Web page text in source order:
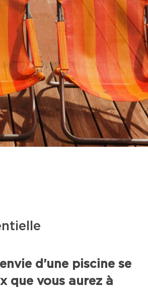
d’une piscine se
que vous aurez à